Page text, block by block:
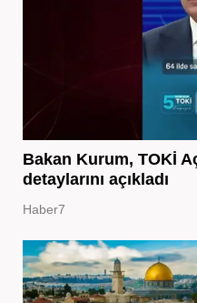
Bakan Kurum, TOKİ
detaylarını açıkladı
Haber7